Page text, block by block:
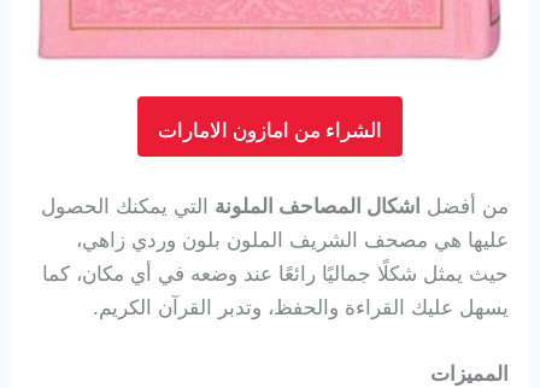
الشراء من امازون الامارات
من أفضل اشكال المصاحف الملونة التي يمكنك الحصول
عليها هي مصحف الشريف الملون بلون وردي زاهي،
حيث يمثل شكلًا جماليًا رائعًا عند وضعه في أي مكان، كما
يسهل عليك القراءة والحفظ، وتدبر القرآن الكريم.
المميزات